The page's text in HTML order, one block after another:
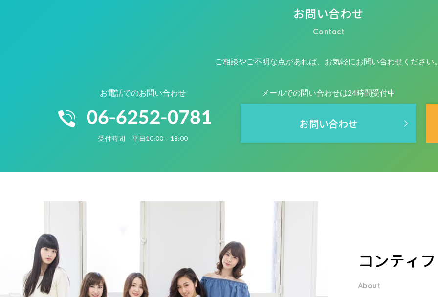
お問い合わせ
Contact
ご相談やご不明な点があれば、 お気軽にお問い合わせください
お電話でのお問い合わせ
受付時間 平日10:00～18:00
メールでの問い合わせは24時間受付中
お問い合わせ
コンティ
About